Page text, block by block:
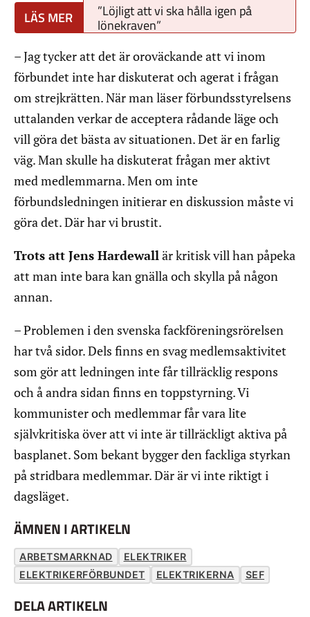
”Löjligt att vi ska hålla igen på
lönekraven”
– Jag tycker att det är oroväckande att vi inom
förbundet inte har diskuterat och agerat i frågan
om strejkrätten. När man läser förbundsstyrelsens
uttalanden verkar de acceptera rådande läge och
vill göra det bästa av situationen. Det är en farlig
väg. Man skulle ha diskuterat frågan mer aktivt
med medlemmarna. Men om inte
förbundsledningen initierar en diskussion måste vi
göra det. Där har vi brustit.
Trots att Jens Hardewallär kritisk vill han påpeka
att man inte bara kan gnälla och skylla på någon
annan.
– Problemen i den svenska fackföreningsrörelsen
har två sidor. Dels finns en svag medlemsaktivitet
som gör att ledningen inte får tillräcklig respons
och å andra sidan finns en toppstyrning. Vi
kommunister och medlemmar får vara lite
självkritiska över att vi inte är tillräckligt aktiva på
basplanet. Som bekant bygger den fackliga styrkan
på stridbara medlemmar. Där är vi inte riktigt i
dagsläget.
ÄMNEN I ARTIKELN
ARBETSMARKNAD
ELEKTRIKER
ELEKTRIKERFÖRBUNDET
ELEKTRIKERNA SEF
DELA ARTIKELN